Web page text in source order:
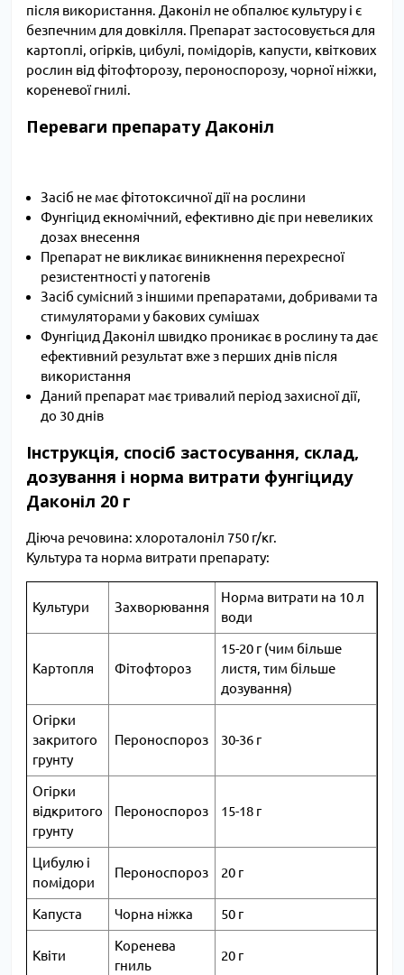
після використання. Даконіл не обпалює культуру і є
безпечним для довкілля. Препарат застосовується для
картоплі, огірків, цибулі, помідорів, капусти, квіткових
рослин від фітофторозу, пероноспорозу, чорної ніжки,
кореневої гнилі.
Переваги препарату Даконіл
Засіб не має фітотоксичної дії на рослини
Фунгіцид екномічний, ефективно діє при невеликих
дозах внесення
Препарат не викликає виникнення перехресної
резистентності у патогенів
Засіб сумісний з іншими препаратами, добривами та
стимуляторами у бакових сумішах
Фунгіцид Даконіл швидко проникає в рослину та дає
ефективний результат вже з перших днів після
використання
Даний препарат має тривалий період захисної дії,
до 30 днів
Інструкція, спосіб застосування, склад,
дозування і норма витрати фунгіциду
Даконіл 20 г
Діюча речовина: хлороталоніл 750 г/кг.
Культура та норма витрати препарату:
Культури Захворювання
Норма витрати на 10 л
води
Картопля Фітофтороз
15-20 г (чим більше
листя, тим більше
дозування)
Огірки
закритого
грунту
Пероноспороз 30-36 г
Огірки
відкритого
грунту
Пероноспороз 15-18 г
Цибулю і
помідори
Пероноспороз 20 г
Капуста Чорна ніжка 50 г
Квіти
Коренева
гниль
20 г